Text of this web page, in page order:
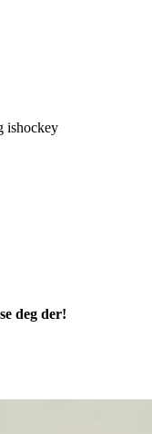
ishockey
deg der!